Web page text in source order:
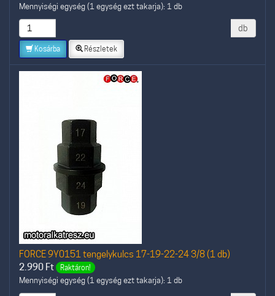
Mennyiségi egység (1 egység ezt takarja): 1 db
db
Kosárba Részletek
FORCE 9Y0151 tengelykulcs 17-19-22-24 3/8 (1 db)
2.990 Ft Raktáron!
Mennyiségi egység (1 egység ezt takarja): 1 db